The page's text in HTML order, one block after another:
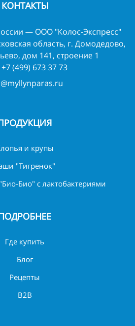
КОНТАКТЫ
— ООО "Колос-Экспресс"
область, г. Домодедово,
дом 141, строение 1
+7 (499) 673 37 73
и крупы
"Тигренок"
Био" с лактобактериями
Где купить
Блог
Рецепты
B2B